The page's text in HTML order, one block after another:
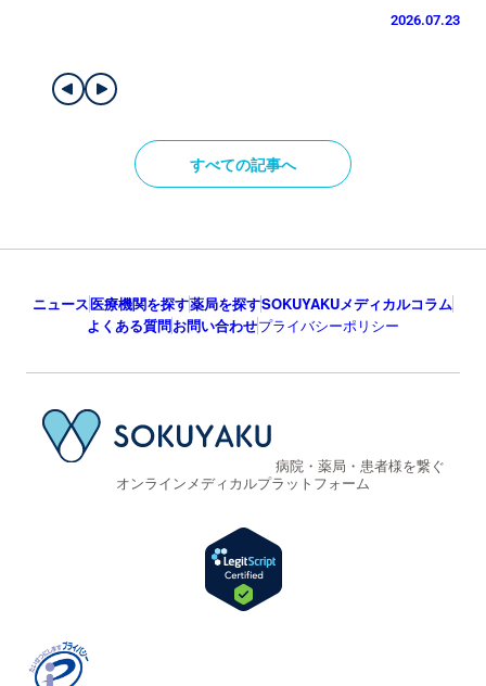
2026.07.23
すべての記事へ
ニュース医療機関を探す薬局を探すSOKUYAKUメディカルコラム
よくある質問お問い合わせプライバシーポリシー
病院・薬局・患者様を繋ぐ
オンラインメディカルプラットフォーム